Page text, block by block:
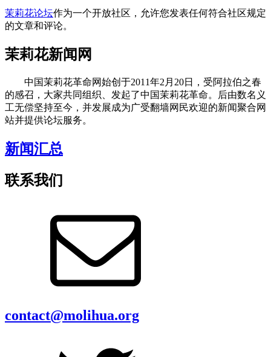
茉莉花论坛作为一个开放社区，允许您发表任何符合社区规定
的文章和评论。
茉莉花新闻网
中国茉莉花革命网始创于2011年2月20日，受阿拉伯之春
的感召，大家共同组织、发起了中国茉莉花革命。后由数名义
工无偿坚持至今，并发展成为广受翻墙网民欢迎的新闻聚合网
站并提供论坛服务。
新闻汇总
联系我们
contact@molihua.org